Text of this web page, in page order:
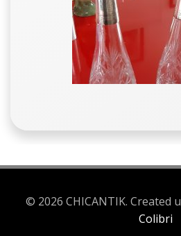
© 2026 CHICANTIK. Created
Colibri